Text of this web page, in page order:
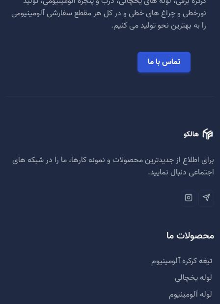
در
صفحه
شوند
در
نورخطی و چراغ های خطی و در کل هر مقطع سفارشی آلومینیومی
را به بهترین نحو تولید می کنیم.
تماس با ما
برای اطلاع از جدیدترین محصولات و نمونه کارها، ما را در شبکه های
اجتماعی دنبال نمایید.
محصولات ما
تیغه کرکره آلومینیوم
لوله یخچالی
لوله آلومینیوم